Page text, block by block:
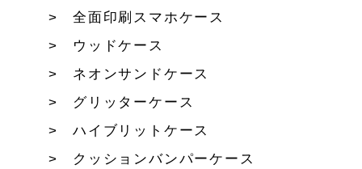
全面印刷スマホケース
ウッドケース
ネオンサンドケース
グリッターケース
ハイブリットケース
クッションバンパーケース